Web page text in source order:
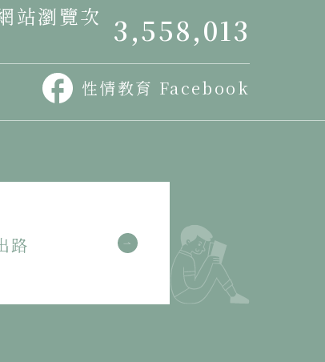
站瀏覽次 3,558,013
性情教育 Facebook
路